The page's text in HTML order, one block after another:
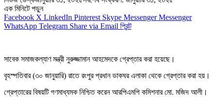
এক মিনিটে পড়ুন
Facebook X LinkedIn Pinterest Skype Messenger Messenger
WhatsApp Telegram Share via Email প্রিন্ট
সাবেক সমাজকল্যাণ মন্ত্রী নুরুজ্জামান আহমেদকে গ্রেপ্তার করা হয়েছে।
বৃহস্পতিবার (৩০ জানুয়ারি) রাতে রংপুর প্রধান ডাকঘর এলাকা থেকে গ্রেপ্তার করা হয়।
গ্রেপ্তারের বিষয়টি গণমাধ্যমক নিশ্চিত করেন আরপিএমপি কমিশনার মো. মজিদ আলী।